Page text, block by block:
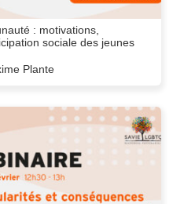
: motivations,
sociale des jeunes
Plante